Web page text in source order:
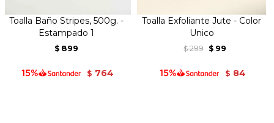
Toalla Baño Stripes, 500g. -
Estampado 1
$ 899
$ 764
Toalla Exfoliante Jute - Color
Unico
$ 299 $ 99
$ 84